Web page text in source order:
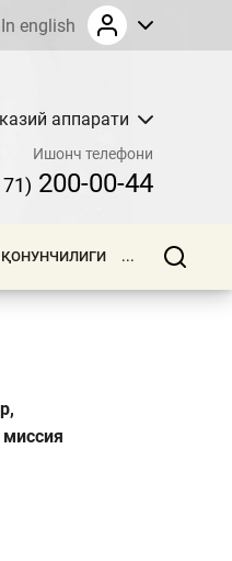
In english
аппарати
Ишонч телефони
200-00-44
ҚОНУНЧИЛИГИ ...